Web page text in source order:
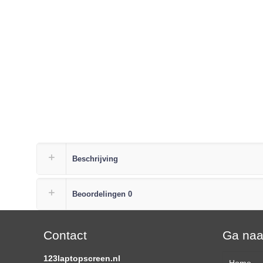
Beschrijving
Beoordelingen 0
Contact
123laptopscreen.nl
Ga